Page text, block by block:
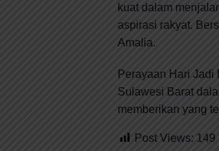
kuat dalam
aspirasi rakyat.
Amalia.
Perayaan Hari
Sulawesi Barat
memberikan yang
Post Views: 149